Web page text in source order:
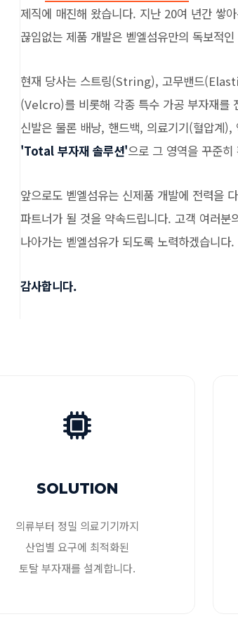
제직에 매진해 왔습니다. 지난 20여 년간
끊임없는 제품 개발은 벧엘섬유만의 독보적
현재 당사는 스트링(String), 고무밴드
(Velcro)를 비롯해 각종 특수 가공 부자재를
신발은 물론 배낭, 핸드백, 의료기기(혈압계
'Total 부자재 솔루션'으로 그 영역을 꾸준
앞으로도 벧엘섬유는 신제품 개발에 전력을
파트너가 될 것을 약속드립니다. 고객 여러
나아가는 벧엘섬유가 되도록 노력하겠습니다.
감사합니다.
SOLUTION
의류부터 정밀 의료기기까지
산업별 요구에 최적화된
토탈 부자재를 설계합니다.